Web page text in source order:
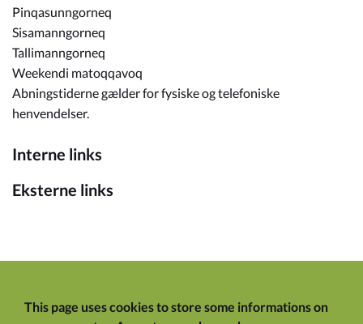
Pinqasunngorneq
Sisamanngorneq
Tallimanngorneq
Weekendi matoqqavoq
Abningstiderne gælder for fysiske og telefoniske
henvendelser.
Interne links
Eksterne links
This page uses cookies to store some informations on